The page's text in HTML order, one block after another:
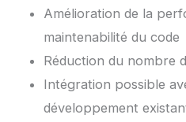
Amélioration de la
maintenabilité du code
Réduction du nombre
Intégration possible
développement